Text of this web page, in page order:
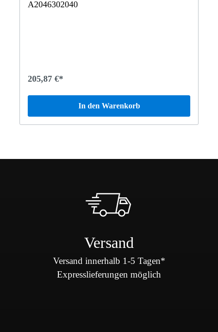
A2046302040
205,87 €*
In den Warenkorb
Versand
Versand innerhalb 1-5 Tagen*
Expresslieferungen möglich